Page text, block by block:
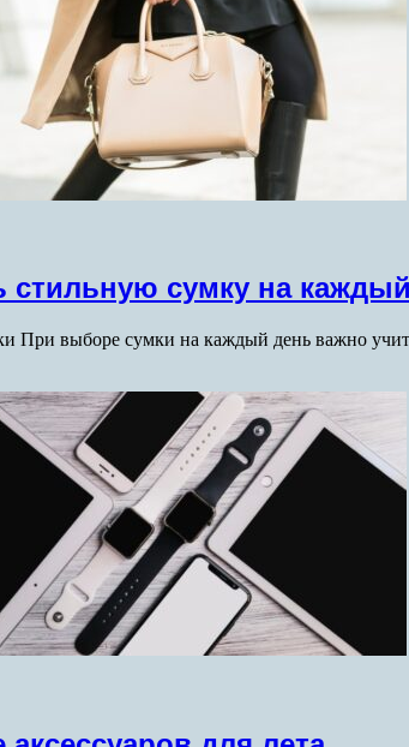
стильную сумку на
При выборе сумки на каждый день важно